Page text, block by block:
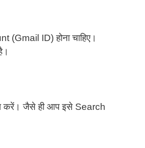
ID) होना चाहिए।
करें। जैसे ही आप इसे Search